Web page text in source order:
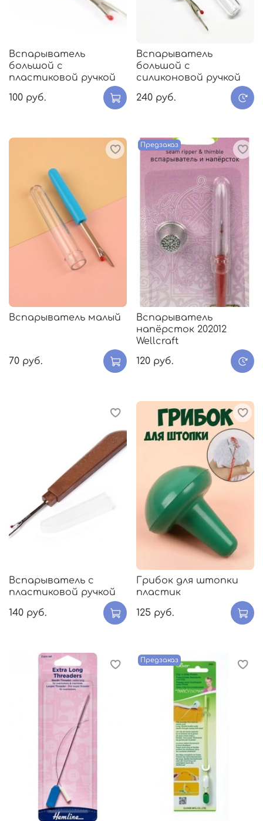
Вспарыватель
большой с
пластиковой ручкой
100 руб.
Вспарыватель
большой с
силиконовой ручкой
240 руб.
Вспарыватель малый
70 руб.
Предзаказ
Вспарыватель
напёрсток 202012
Wellcraft
120 руб.
Вспарыватель с
пластиковой ручкой
140 руб.
Грибок для штопки
пластик
125 руб.
Предзаказ